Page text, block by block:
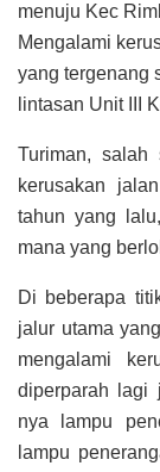
menuju Kec
Mengalami
yang tergenang
lintasan Unit III
Turiman, salah
kerusakan
tahun yang
mana yang
Di beberapa
jalur utama
mengalami
diperparah lagi
nya lampu
lampu